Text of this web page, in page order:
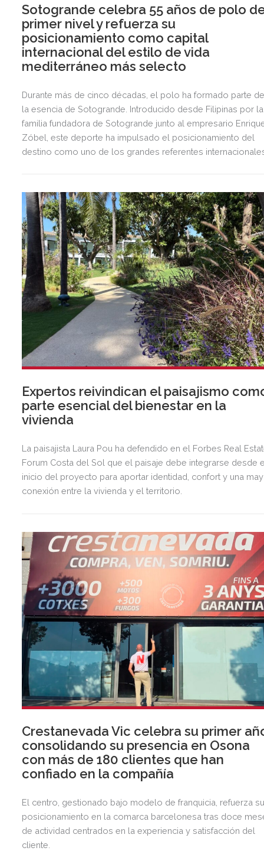
Sotogrande celebra 55 años de polo
primer nivel y refuerza su
posicionamiento como capital
internacional del estilo de vida
mediterráneo más selecto
Durante más de cinco décadas, el polo ha formado parte
la esencia de Sotogrande. Introducido desde Filipinas por la
familia fundadora de Sotogrande junto al empresario
Zóbel, este deporte ha impulsado el posicionamiento del
destino como uno de los grandes referentes
exclusiva agenda social.
Expertos reivindican el paisajismo
parte esencial del bienestar en la
vivienda
La paisajista Laura Pou ha defendido en el Forbes Real
Forum Costa del Sol que el paisaje debe integrarse desde
inicio del proyecto para aportar identidad, confort y una
conexión entre la vivienda y el territorio.
Crestanevada Vic celebra su primer
consolidando su presencia en Osona
con más de 180 clientes que han
confiado en la compañía
El centro, gestionado bajo modelo de franquicia, refuerza
posicionamiento en la comarca barcelonesa tras doce
de actividad centrados en la experiencia y satisfacción del
cliente.